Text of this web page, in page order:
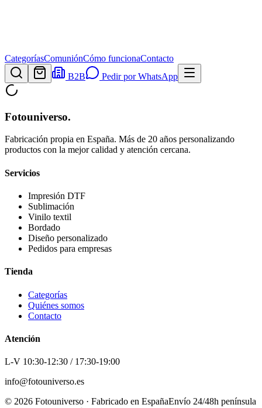
CategoríasComuniónCómo funcionaContacto
B2B
Pedir por WhatsApp
Fotouniverso.
Fabricación propia en España. Más de 20 años personalizando
productos con la mejor calidad y atención cercana.
Servicios
Impresión DTF
Sublimación
Vinilo textil
Bordado
Diseño personalizado
Pedidos para empresas
Tienda
Categorías
Quiénes somos
Contacto
Atención
L-V 10:30-12:30 / 17:30-19:00
info@fotouniverso.es
© 2026 Fotouniverso · Fabricado en EspañaEnvío 24/48h península